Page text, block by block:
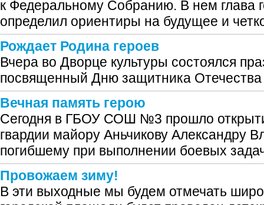
к Федеральному Собранию. В нем глава
определил ориентиры на будущее и
Рождает Родина героев
Вчера во Дворце культуры состоялся
посвященный Дню защитника Отечества
Вечная память герою
Сегодня в ГБОУ СОШ №3 прошло
гвардии майору Аньчикову Александру
погибшему при выполнении боевых
Провожаем зиму!
В эти выходные мы будем отмечать